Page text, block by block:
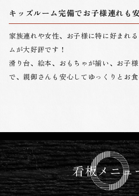
キッズルーム完備でお子様連れも
家族連れや女性、お子様に特に好まれ
ムが大好評です！
滑り台、絵本、おもちゃが揃い、お子
で、親御さんも安心してゆっくりとお食
看板メニュ